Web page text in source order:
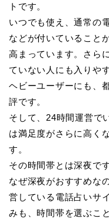
トです。
いつでも使え、通常の
などが付いていること
高まっています。さら
ていない人にも入りや
ヘビーユーザーにも、
評です。
そして、24時間運営で
は満足度がさらに高く
す。
その時間帯とは深夜です
なぜ深夜がおすすめな
営している電話占いサ
みも、時間帯を選ぶこ